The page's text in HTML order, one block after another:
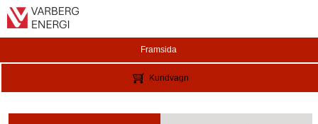
Framsida
Kundvagn